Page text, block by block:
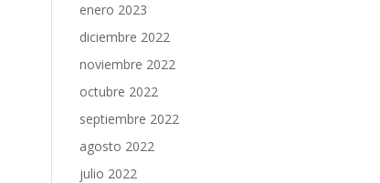
enero 2023
diciembre 2022
noviembre 2022
octubre 2022
septiembre 2022
agosto 2022
julio 2022